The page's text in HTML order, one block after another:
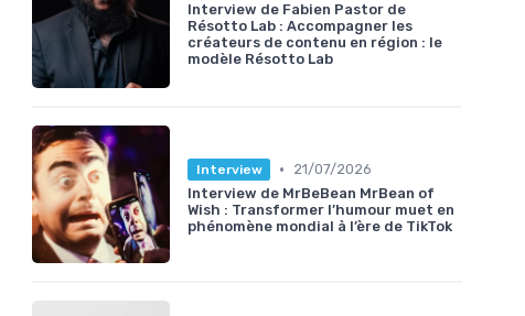
Interview de Fabien Pastor de
Résotto Lab : Accompagner les
créateurs de contenu en région : le
modèle Résotto Lab
Interview •
21/07/2026
Interview de MrBeBean MrBean of
Wish : Transformer l’humour muet en
phénomène mondial à l’ère de TikTok